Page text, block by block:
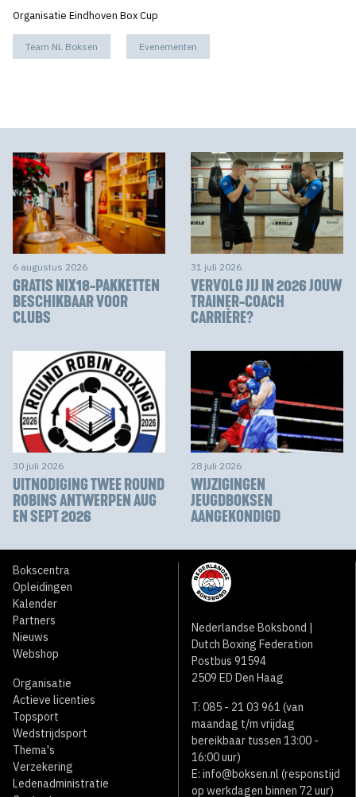
Organisatie Eindhoven Box Cup
Team NL Boksen Evenementen
6 augustus 2026
GRATIS NIX18-PAKKETTEN
BESCHIKBAAR VOOR
CLUBS
31 juli 2026
VERVOLG JIJ IN 2026 JOUW
TRAINER-COACH
CARRIÈRE?
30 juli 2026
UITNODIGING TWEE ROUND
ROBINS ANTWERPEN AUG
EN SEPT 2026
28 juli 2026
WIJZIGINGEN
JEUGDBOKSEN
AANGEKONDIGD
Bokscentra
Opleidingen
Kalender
Partners
Nieuws
Webshop
Organisatie
Actieve licenties
Topsport
Wedstrijdsport
Thema's
Verzekering
Ledenadministratie
Nederlandse Boksbond |
Dutch Boxing Federation
Postbus 91594
2509 ED Den Haag
T: 085 - 21 03 961 (van
maandag t/m vrijdag
bereikbaar tussen 13:00 -
16:00 uur)
E: info@boksen.nl (responstijd
op werkdagen binnen 72 uur)